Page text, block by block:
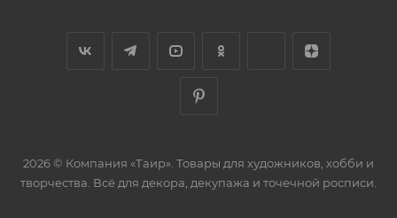
2026 © Компания «Таир». Товары для художников, хобби и
творчества. Всё для декора, декупажа и точечной росписи.